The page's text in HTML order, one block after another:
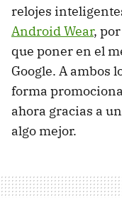
relojes
Android Wear,
que poner en el
Google. A ambos
forma
ahora gracias a
algo mejor.